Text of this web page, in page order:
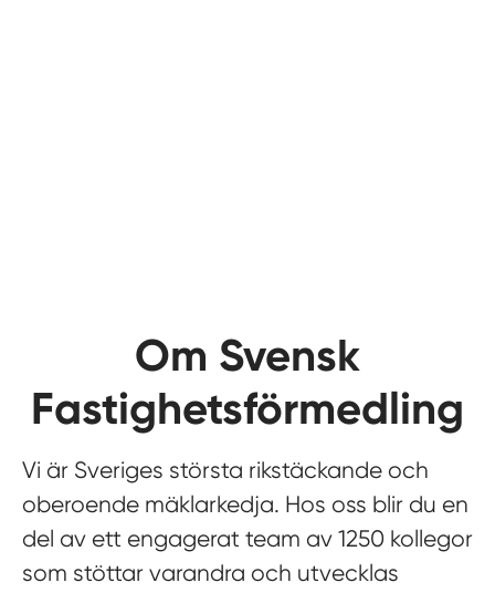
Om Svensk
Fastighetsförmedling
Vi är Sveriges största rikstäckande och
oberoende mäklarkedja. Hos oss blir du en
del av ett engagerat team av 1250 kollegor
som stöttar varandra och utvecklas